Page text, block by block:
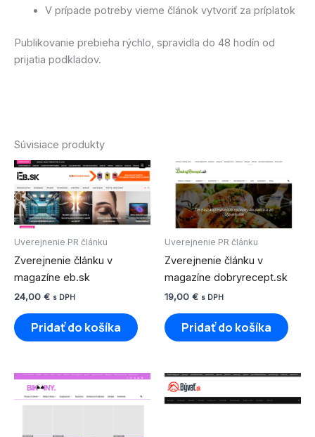
V prípade potreby vieme článok vytvoriť za príplatok
Publikovanie prebieha rýchlo, spravidla do 48 hodín od
prijatia podkladov.
Súvisiace produkty
Uverejnenie PR článku
Zverejnenie článku v
magazíne eb.sk
24,00 € s DPH
Pridať do košíka
Uverejnenie PR článku
Zverejnenie článku v
magazíne dobryrecept.sk
19,00 € s DPH
Pridať do košíka